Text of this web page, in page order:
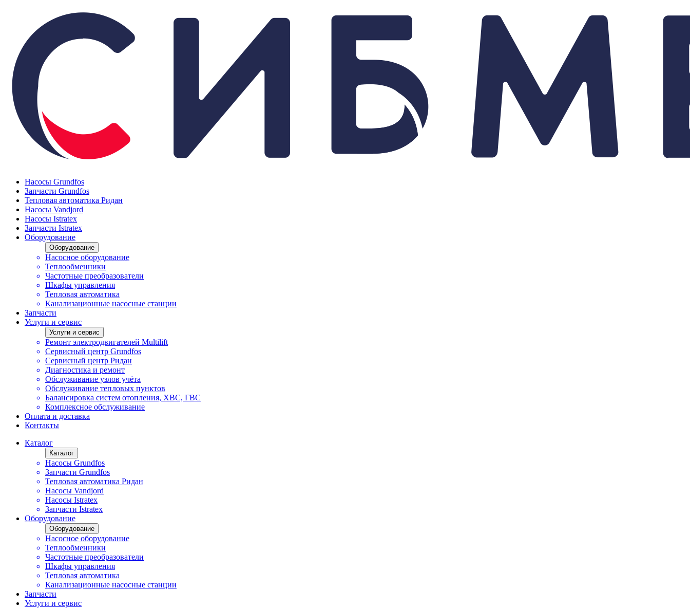
Насосы Grundfos
Запчасти Grundfos
Тепловая автоматика Ридан
Насосы Vandjord
Насосы Istratex
Запчасти Istratex
Оборудование
Оборудование
Насосное оборудование
Теплообменники
Частотные преобразователи
Шкафы управления
Тепловая автоматика
Канализационные насосные станции
Запчасти
Услуги и сервис
Услуги и сервис
Ремонт электродвигателей Multilift
Сервисный центр Grundfos
Сервисный центр Ридан
Диагностика и ремонт
Обслуживание узлов учёта
Обслуживание тепловых пунктов
Балансировка систем отопления, ХВС, ГВС
Комплексное обслуживание
Оплата и доставка
Контакты
Каталог
Каталог
Насосы Grundfos
Запчасти Grundfos
Тепловая автоматика Ридан
Насосы Vandjord
Насосы Istratex
Запчасти Istratex
Оборудование
Оборудование
Насосное оборудование
Теплообменники
Частотные преобразователи
Шкафы управления
Тепловая автоматика
Канализационные насосные станции
Запчасти
Услуги и сервис